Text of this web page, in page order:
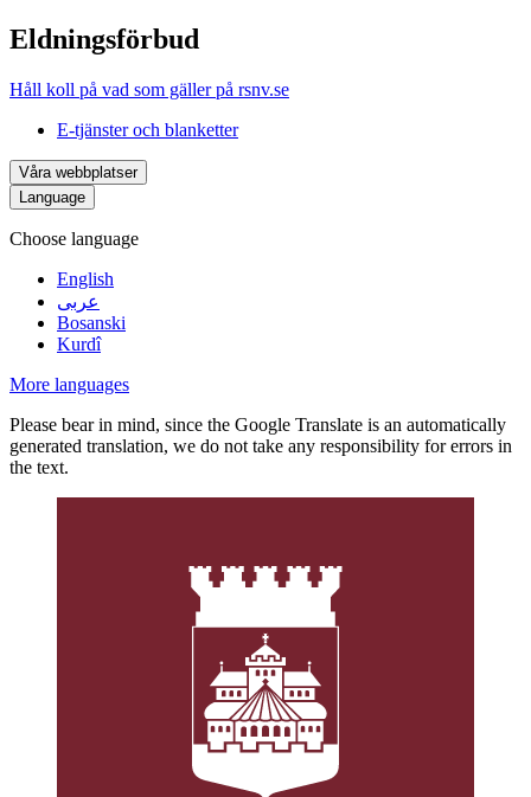
Eldningsförbud
Håll koll på vad som gäller på rsnv.se
E-tjänster och blanketter
Våra webbplatser
Language
Choose language
English
عربى
Bosanski
Kurdî
More languages
Please bear in mind, since the Google Translate is an automatically
generated translation, we do not take any responsibility for errors in
the text.